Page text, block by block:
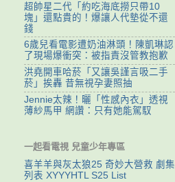
超帥星二代「約吃海底撈只帶10
塊」還點貴的！爆讓人代墊從不還
錢
6歲兒看電影遭奶油淋頭！陳凱琳認
了現場爆衝突：被指責沒管教抱歉
洪堯開車哈菸「又讓吳謹言吸二手
菸」挨轟 昔無視孕妻照抽
Jennie太辣！曬「性感內衣」透視
薄紗馬甲 網讚：只有她能駕馭
一起看電視 兒童少年專區
喜羊羊與灰太狼25 奇妙大營救 劇集
列表 XYYYHTL S25 List